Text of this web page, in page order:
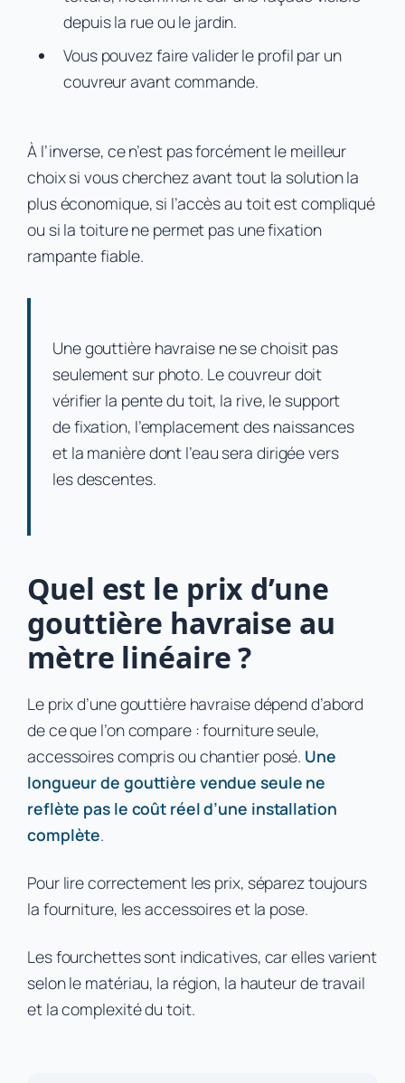
depuis la rue ou le jardin.
Vous pouvez faire valider le profil par un
couvreur avant commande.
À l’inverse, ce n’est pas forcément le meilleur
choix si vous cherchez avant tout la solution la
plus économique, si l’accès au toit est compliqué
ou si la toiture ne permet pas une fixation
rampante fiable.
Une gouttière havraise ne se choisit pas
seulement sur photo. Le couvreur doit
vérifier la pente du toit, la rive, le support
de fixation, l’emplacement des naissances
et la manière dont l’eau sera dirigée vers
les descentes.
Quel est le prix d’une
gouttière havraise au
mètre linéaire ?
Le prix d’une gouttière havraise dépend d’abord
de ce que l’on compare : fourniture seule,
accessoires compris ou chantier posé. Une
longueur de gouttière vendue seule ne
reflète pas le coût réel d’une installation
complète.
Pour lire correctement les prix, séparez toujours
la fourniture, les accessoires et la pose.
Les fourchettes sont indicatives, car elles varient
selon le matériau, la région, la hauteur de travail
et la complexité du toit.